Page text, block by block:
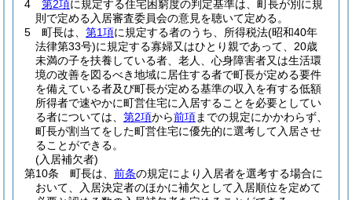
4
第2項に規定する住宅困窮度の判定基準は、町長が別に規
則で定める入居審査委員会の意見を聴いて定める。
5
町長は、 第1項に規定する者のうち、所得税法(昭和40年
法律第33号)に規定する寡婦又はひとり親であって、20歳
未満の子を扶養している者、老人、心身障害者又は生活環
境の改善を図るべき地域に居住する者で町長が定める要件
を備えている者及び町長が定める基準の収入を有する低額
所得者で速やかに町営住宅に入居することを必要としてい
る者については、 第2項から前項までの規定にかかわらず、
町長が割当てをした町営住宅に優先的に選考して入居させ
ることができる。
(入居補欠者)
第10条
町長は、 前条の規定により入居者を選考する場合に
おいて、入居決定者のほかに補欠として入居順位を定めて